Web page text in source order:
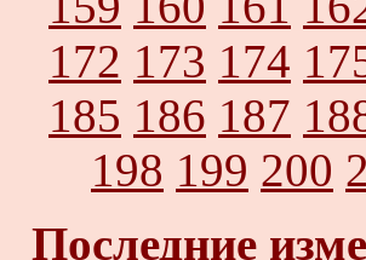
172 173 174
185 186 187
198 199 200
Последние